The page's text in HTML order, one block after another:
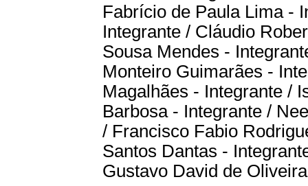
Fabrício de Paula Lima -
Integrante / Cláudio
Sousa Mendes -
Monteiro Guimarães -
Magalhães - Integrante /
Barbosa - Integrante /
/ Francisco Fabio
Santos Dantas -
Gustavo David de